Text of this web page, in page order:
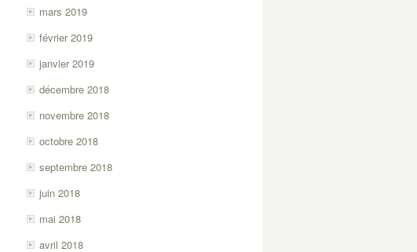
mars 2019
février 2019
janvier 2019
décembre 2018
novembre 2018
octobre 2018
septembre 2018
juin 2018
mai 2018
avril 2018